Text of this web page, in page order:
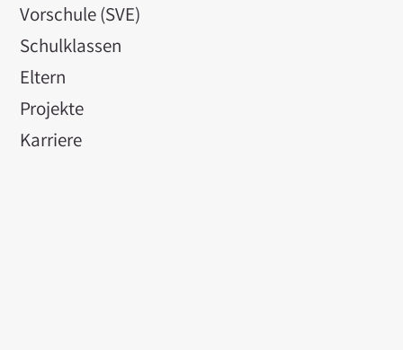
Vorschule (SVE)
Schulklassen
Eltern
Projekte
Karriere